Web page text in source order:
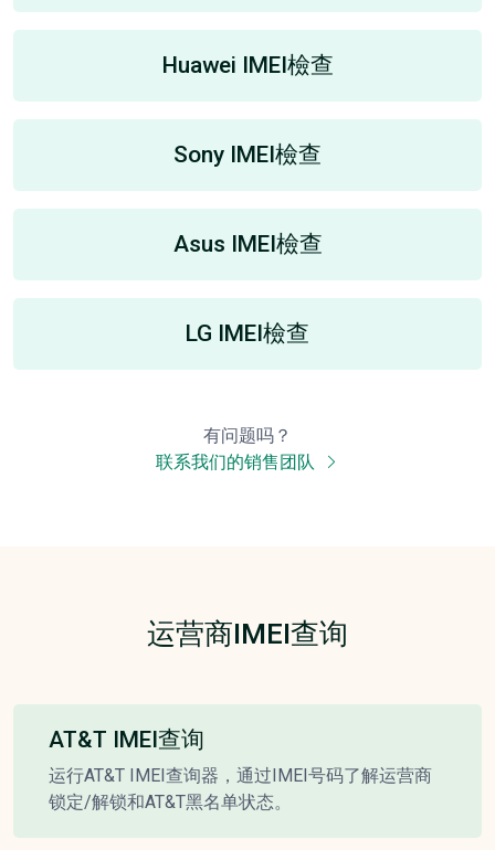
Huawei IMEI檢查
Sony IMEI檢查
Asus IMEI檢查
LG IMEI檢查
有问题吗？
联系我们的销售团队
运营商IMEI查询
AT&T IMEI查询
运行AT&T IMEI查询器，通过IMEI号码了解运营商
锁定/解锁和AT&T黑名单状态。